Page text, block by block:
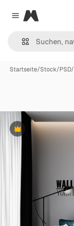
Close menu
Magnific
Startseite/Stock/PSD/
Premium